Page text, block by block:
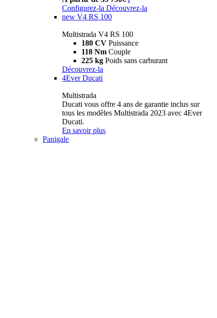
Configurez-la Découvrez-la
new V4 RS 100
Multistrada V4 RS 100
180 CV Puissance
118 Nm Couple
225 kg Poids sans carburant
Découvrez-la
4Ever Ducati
Multistrada
Ducati vous offre 4 ans de garantie inclus sur
tous les modèles Multistrada 2023 avec 4Ever
Ducati.
En savoir plus
Panigale